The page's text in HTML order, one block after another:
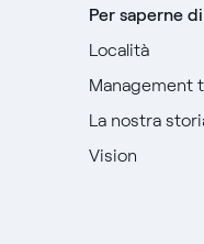
Per saperne
Località
Management
La nostra
Vision